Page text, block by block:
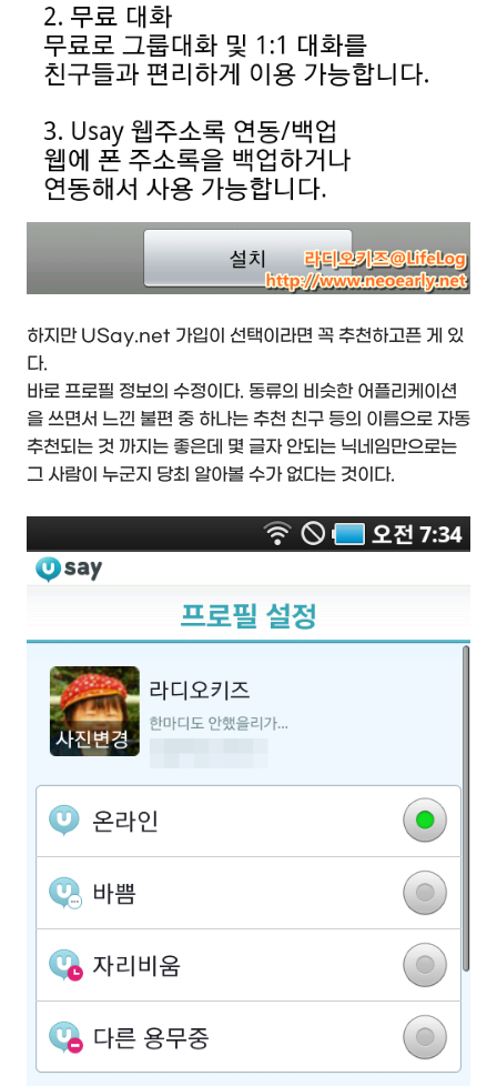
하지만 USay.net 가입이 선택이라면 꼭 추천하고픈 게 있
다.
바로 프로필 정보의 수정이다. 동류의 비슷한 어플리케이션
을 쓰면서 느낀 불편 중 하나는 추천 친구 등의 이름으로 자동
추천되는 것 까지는 좋은데 몇 글자 안되는 닉네임만으로는
그 사람이 누군지 당최 알아볼 수가 없다는 것이다.